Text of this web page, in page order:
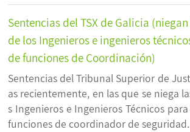
Sentencias del TSX de Galicia
de los Ingenieros e ingenieros
de funciones de Coordinación)
Sentencias del Tribunal Superior de
as recientemente, en las que se niega
s Ingenieros e Ingenieros Técnicos
funciones de coordinador de